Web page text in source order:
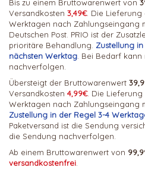
Bis zu einem Bruttowarenwert von
Versandkosten 3,49€. Die
Werktagen nach Zahlungseingang
Deutschen Post. PRIO ist der
prioritäre Behandlung. Zustellung
nächsten Werktag . Bei Bedarf
nachverfolgen.
Übersteigt der Bruttowarenwert
Versandkosten 4,99€. Die
Werktagen nach Zahlungseingang
Zustellung in der Regel 3-4
Paketversand ist die Sendung
die Sendung nachverfolgen.
Ab einem Bruttowarenwert von
versandkostenfrei